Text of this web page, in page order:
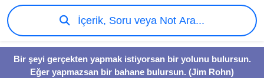
Bir şeyi gerçekten yapmak istiyorsan bir yolunu bulursun.
Eğer yapmazsan bir bahane bulursun. (Jim Rohn)
İçerik, Soru veya Not Ara...